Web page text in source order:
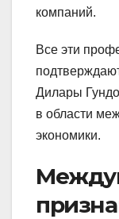
компаний.
Все эти
Дилары
в области
экономики.